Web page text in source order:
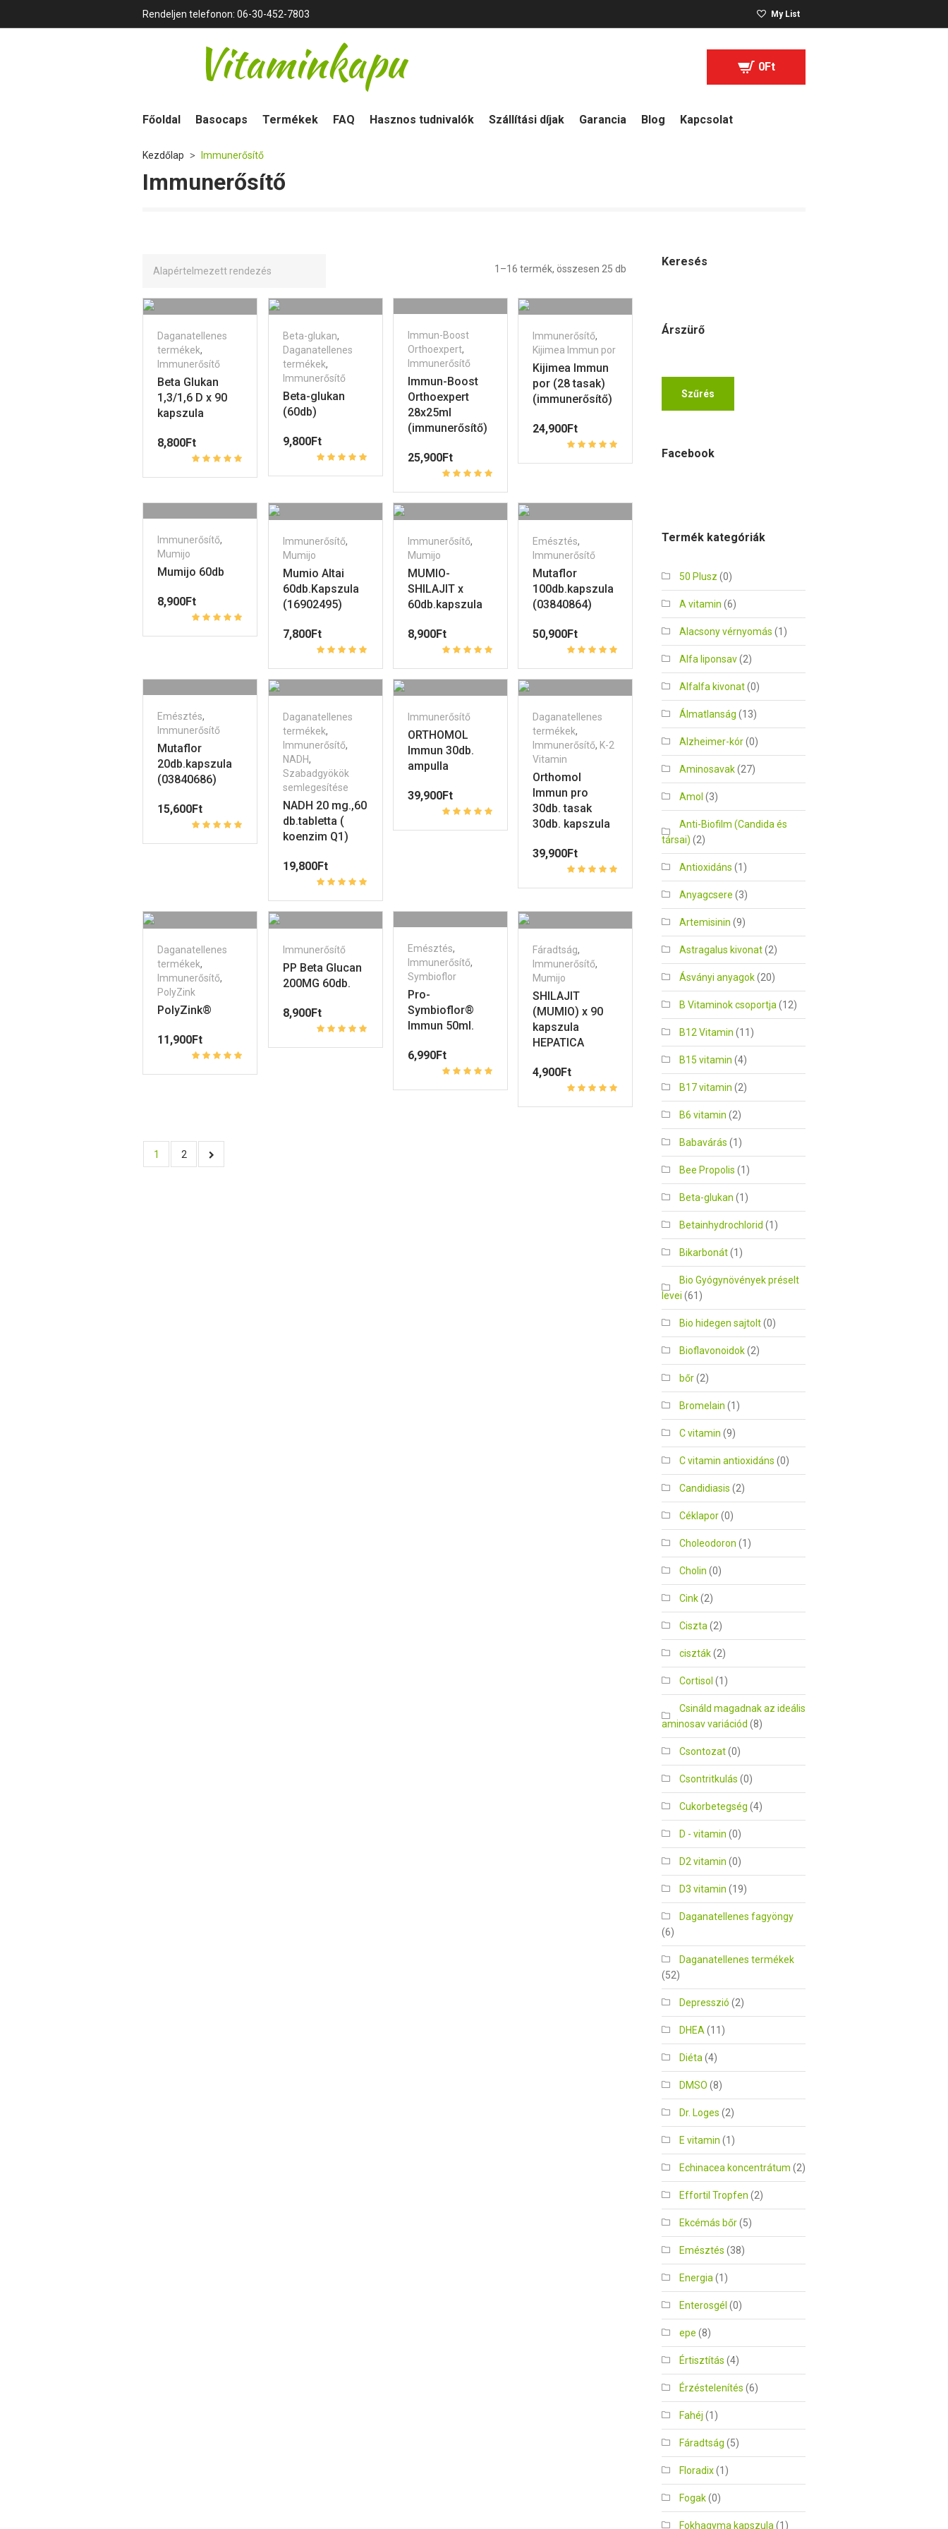
My List
Rendeljen telefonon: 06-30-452-7803
0Ft
Főoldal Basocaps Termékek FAQ Hasznos tudnivalók Szállítási díjak Garancia Blog Kapcsolat
Kezdőlap > Immunerősítő
Immunerősítő
1–16 termék, összesen 25 db
Daganatellenes
termékek,
Immunerősítő
Beta Glukan
1,3/1,6 D x 90
kapszula
8,800Ft
Beta-glukan,
Daganatellenes
termékek,
Immunerősítő
Beta-glukan
(60db)
9,800Ft
Immun-Boost
Orthoexpert,
Immunerősítő
Immun-Boost
Orthoexpert
28x25ml
(immunerősítő)
25,900Ft
Immunerősítő,
Kijimea Immun por
Kijimea Immun
por (28 tasak)
(immunerősítő)
24,900Ft
Immunerősítő,
Mumijo
Mumijo 60db
8,900Ft
Immunerősítő,
Mumijo
Mumio Altai
60db.Kapszula
(16902495)
7,800Ft
Immunerősítő,
Mumijo
MUMIO-
SHILAJIT x
60db.kapszula
8,900Ft
Emésztés,
Immunerősítő
Mutaflor
100db.kapszula
(03840864)
50,900Ft
Emésztés,
Immunerősítő
Mutaflor
20db.kapszula
(03840686)
15,600Ft
Daganatellenes
termékek,
Immunerősítő,
NADH,
Szabadgyökök
semlegesítése
NADH 20 mg.,60
db.tabletta (
koenzim Q1)
19,800Ft
Immunerősítő
ORTHOMOL
Immun 30db.
ampulla
39,900Ft
Daganatellenes
termékek,
Immunerősítő, K-2
Vitamin
Orthomol
Immun pro
30db. tasak
30db. kapszula
39,900Ft
Daganatellenes
termékek,
Immunerősítő,
PolyZink
PolyZink®
11,900Ft
Immunerősítő
PP Beta Glucan
200MG 60db.
8,900Ft
Emésztés,
Immunerősítő,
Symbioflor
Pro-
Symbioflor®
Immun 50ml.
6,990Ft
Fáradtság,
Immunerősítő,
Mumijo
SHILAJIT
(MUMIO) x 90
kapszula
HEPATICA
4,900Ft
1 2
Keresés
Árszürő
Szűrés
Facebook
Termék kategóriák
50 Plusz (0)
A vitamin (6)
Alacsony vérnyomás (1)
Alfa liponsav (2)
Alfalfa kivonat (0)
Álmatlanság (13)
Alzheimer-kór (0)
Aminosavak (27)
Amol (3)
Anti-Biofilm (Candida és
társai) (2)
Antioxidáns (1)
Anyagcsere (3)
Artemisinin (9)
Astragalus kivonat (2)
Ásványi anyagok (20)
B Vitaminok csoportja (12)
B12 Vitamin (11)
B15 vitamin (4)
B17 vitamin (2)
B6 vitamin (2)
Babavárás (1)
Bee Propolis (1)
Beta-glukan (1)
Betainhydrochlorid (1)
Bikarbonát (1)
Bio Gyógynövények préselt
levei (61)
Bio hidegen sajtolt (0)
Bioflavonoidok (2)
bőr (2)
Bromelain (1)
C vitamin (9)
C vitamin antioxidáns (0)
Candidiasis (2)
Céklapor (0)
Choleodoron (1)
Cholin (0)
Cink (2)
Ciszta (2)
ciszták (2)
Cortisol (1)
Csináld magadnak az ideális
aminosav variációd (8)
Csontozat (0)
Csontritkulás (0)
Cukorbetegség (4)
D - vitamin (0)
D2 vitamin (0)
D3 vitamin (19)
Daganatellenes fagyöngy
(6)
Daganatellenes termékek
(52)
Depresszió (2)
DHEA (11)
Diéta (4)
DMSO (8)
Dr. Loges (2)
E vitamin (1)
Echinacea koncentrátum (2)
Effortil Tropfen (2)
Ekcémás bőr (5)
Emésztés (38)
Energia (1)
Enterosgél (0)
epe (8)
Értisztítás (4)
Érzéstelenítés (6)
Fahéj (1)
Fáradtság (5)
Floradix (1)
Fogak (0)
Fokhagyma kapszula (1)